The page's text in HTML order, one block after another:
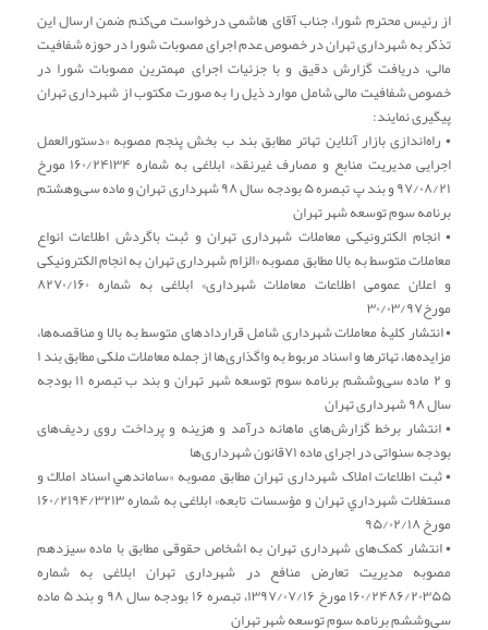
از رئیس محترم شورا، جناب آقای هاشمی درخواست می‌کنم ضمن ارسال این
تذکر به شهرداری تهران در خصوص عدم اجرای مصوبات شورا در حوزه شفافیت
مالی، دریافت گزارش دقیق و با جزئیات اجرای مهمترین مصوبات شورا در
خصوص شفافیت مالی شامل موارد ذیل را به صورت مکتوب از شهرداری تهران
پیگیری نمایند:
• راه‌اندازی بازار آنلاین تهاتر مطابق بند ب بخش پنجم مصوبه «دستورالعمل
اجرایی مدیریت منابع و مصارف غیرنقد» ابلاغی به شماره ۱۶۰/۲۴۱۳۴ مورخ
۹۷/۰۸/۲۱ و بند پ تبصره ۵ بودجه سال ۹۸ شهرداری تهران و ماده سی‌وهشتم
برنامه سوم توسعه شهر تهران
• انجام الکترونیکی معاملات شهرداری تهران و ثبت باگردش اطلاعات انواع
معاملات متوسط به بالا مطابق مصوبه «الزام شهرداری تهران به انجام الکترونیکی
و اعلان عمومی اطلاعات معاملات شهرداری» ابلاغی به شماره ۸۲۷۰/۱۶۰
مورخ۳۰/۰۳/۹۷
• انتشار کلیۀ معاملات شهرداری شامل قراردادهای متوسط به بالا و مناقصه‌ها،
مزایده‌ها، تهاترها و اسناد مربوط به واگذاری‌ها از جمله معاملات ملکی مطابق بند ۱
و ۲ ماده سی‌وششم برنامه سوم توسعه شهر تهران و بند ب تبصره ۱۱ بودجه
سال ۹۸ شهرداری تهران
• انتشار برخط گزارش‌های ماهانه درآمد و هزینه و پرداخت روی ردیف‌های
بودجه سنواتی در اجرای ماده ۷۱قانون شهرداری‌ها
• ثبت اطلاعات املاک شهرداری تهران مطابق مصوبه «ساماندهي اسناد املاك و
مستغلات شهرداري تهران و مؤسسات تابعه» ابلاغی به شماره ۱۶۰/۲۱۹۴/۳۲۱۳
مورخ ۹۵/۰۲/۱۸
• انتشار کمک‌های شهرداری تهران به اشخاص حقوقی مطابق با ماده سیزدهم
مصوبه مدیریت تعارض منافع در شهرداری تهران ابلاغی به شماره
۱۶۰/۲۴۸۶/۲۰۳۵۵ مورخ ۱۳۹۷/۰۷/۱۶، تبصره ۱۶ بودجه سال ۹۸ و بند ۵ ماده
سی‌وششم برنامه سوم توسعه شهر تهران